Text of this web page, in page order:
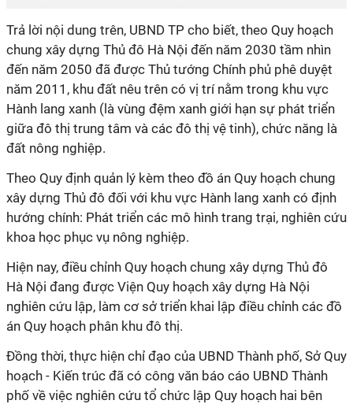
Trả lời nội dung trên, UBND TP cho biết, theo Quy hoạch
chung xây dựng Thủ đô Hà Nội đến năm 2030 tầm nhìn
đến năm 2050 đã được Thủ tướng Chính phủ phê duyệt
năm 2011, khu đất nêu trên có vị trí nằm trong khu vực
Hành lang xanh (là vùng đệm xanh giới hạn sự phát triển
giữa đô thị trung tâm và các đô thị vệ tinh), chức năng là
đất nông nghiệp.
Theo Quy định quản lý kèm theo đồ án Quy hoạch chung
xây dựng Thủ đô đối với khu vực Hành lang xanh có định
hướng chính: Phát triển các mô hình trang trại, nghiên cứu
khoa học phục vụ nông nghiệp.
Hiện nay, điều chỉnh Quy hoạch chung xây dựng Thủ đô
Hà Nội đang được Viện Quy hoạch xây dựng Hà Nội
nghiên cứu lập, làm cơ sở triển khai lập điều chỉnh các đồ
án Quy hoạch phân khu đô thị.
Đồng thời, thực hiện chỉ đạo của UBND Thành phố, Sở Quy
hoạch - Kiến trúc đã có công văn báo cáo UBND Thành
phố về việc nghiên cứu tổ chức lập Quy hoạch hai bên